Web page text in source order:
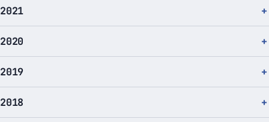
2021
2020
2019
2018